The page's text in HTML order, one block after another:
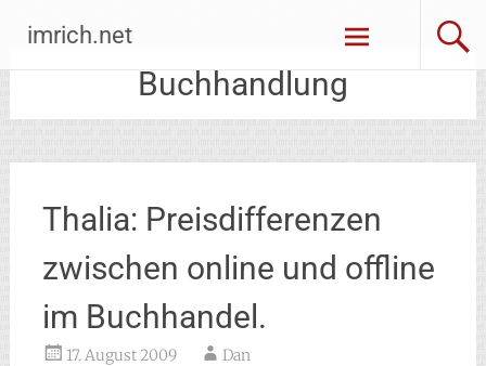
Inhalt
springen
imrich.net
Buchhandlung
Thalia: Preisdifferenzen
zwischen online und offline
im Buchhandel.
17. August 2009 Dan